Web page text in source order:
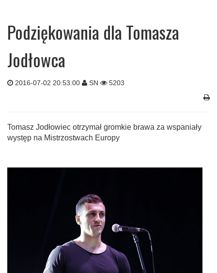
Podziękowania dla Tomasza
Jodłowca
2016-07-02 20:53:00 SN 5203
Tomasz Jodłowiec otrzymał gromkie brawa za wspaniały
występ na Mistrzostwach Europy